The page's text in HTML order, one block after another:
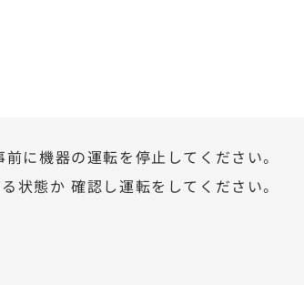
に機器の運転を停止してください。
状態か 確認し運転をしてください。